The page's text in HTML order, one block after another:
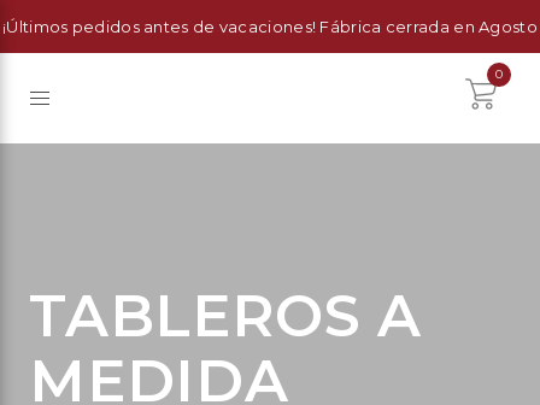
¡Últimos pedidos antes de vacaciones! Fábrica cerrada en Agosto
0
TABLEROS A
MEDIDA